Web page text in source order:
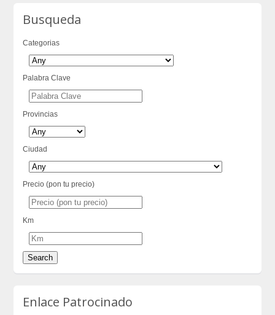
Busqueda
Categorias
Palabra Clave
Provincias
Ciudad
Precio (pon tu precio)
Km
Enlace Patrocinado